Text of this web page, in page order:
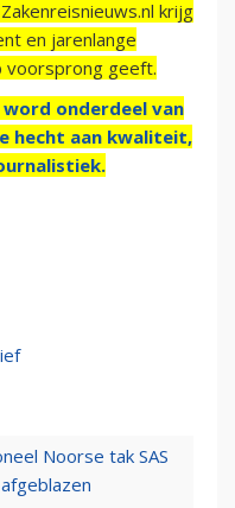
krijg
en jarenlange
voorsprong geeft.
onderdeel van
hecht aan kwaliteit,
Noorse tak SAS